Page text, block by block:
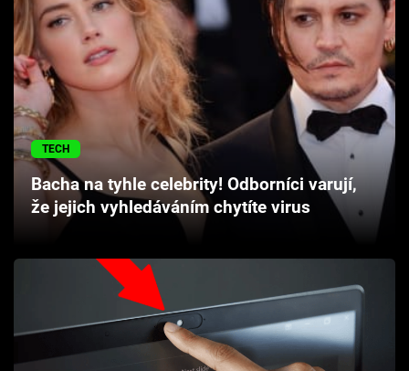
Filmy
Seriály
Hry
Cool Esport
Pořady
TV Program
Sledujte prima+
Přihlášení
TECH
Bacha na tyhle celebrity! Odborníci varují,
že jejich vyhledáváním chytíte virus